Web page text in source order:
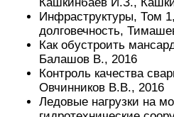
Инфраструктуры, Том
долговечность,
Как обустроить
Балашов В., 2016
Контроль качества
Овчинников В.В., 2016
Ледовые нагрузки на